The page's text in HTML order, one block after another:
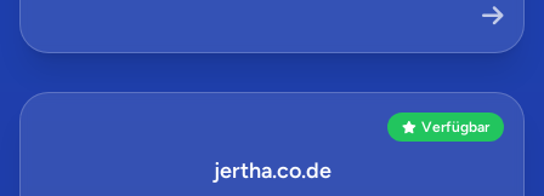
Verfügbar
jertha.co.de